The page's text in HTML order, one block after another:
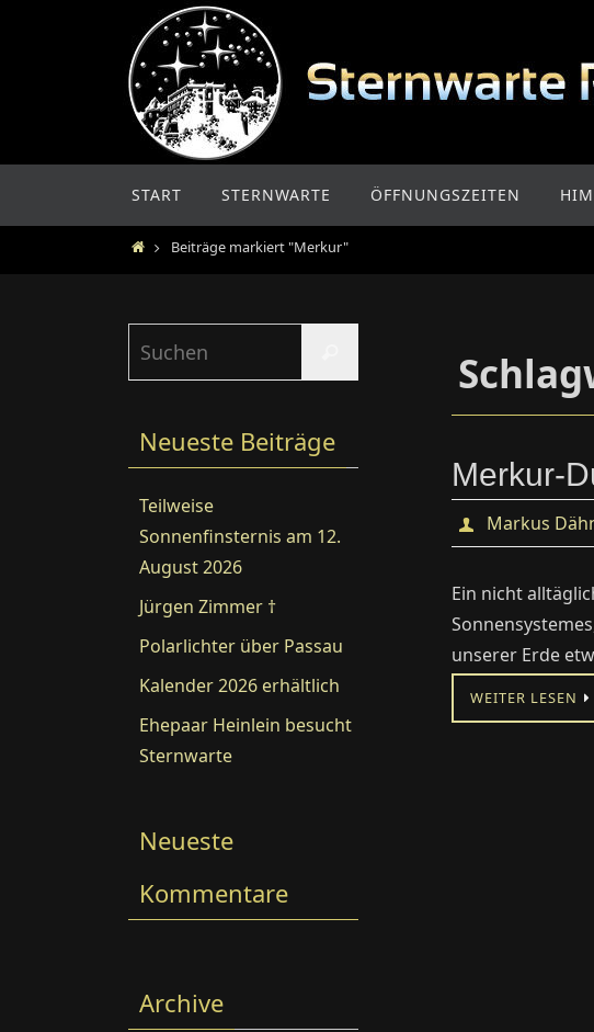
springen
START STERNWARTE ÖFFNUNGSZEITEN
HomeBeiträge markiert "Merkur"
Merkur-
Markus
Ein nicht
unserer Erde
WEITER LESEN
Neueste Beiträge
Teilweise
Sonnenfinsternis am 12.
August 2026
Jürgen Zimmer †
Polarlichter über Passau
Kalender 2026 erhältlich
Ehepaar Heinlein besucht
Sternwarte
Neueste
Kommentare
Archive